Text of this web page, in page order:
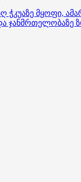
ჭკუაზე მყოფი,
ჯანმრთელობაზე